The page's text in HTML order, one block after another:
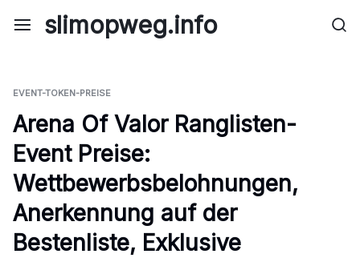
slimopweg.info
EVENT-TOKEN-PREISE
Arena Of Valor Ranglisten-
Event Preise:
Wettbewerbsbelohnungen,
Anerkennung auf der
Bestenliste, Exklusive